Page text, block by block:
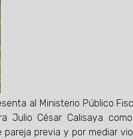
al Ministerio Público
César Calisaya
previa y por mediar